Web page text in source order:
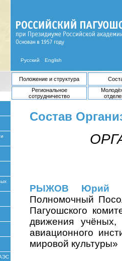
Русский English
Положение и структура
Региональное
сотрудничество
Состав
РЫЖОВ Юрий
Полномочный
Пагуошского
движения учёных,
авиационного
мировой культуры»